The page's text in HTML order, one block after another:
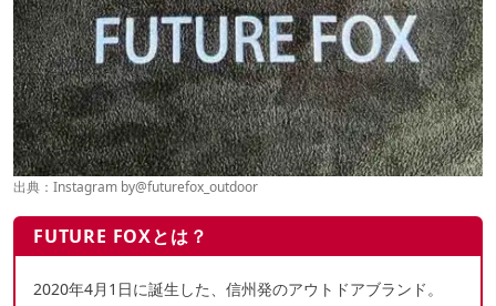
出典：Instagram by@futurefox_outdoor
FUTURE FOXとは？
2020年4月1日に誕生した、信州発のアウトドアブランド。